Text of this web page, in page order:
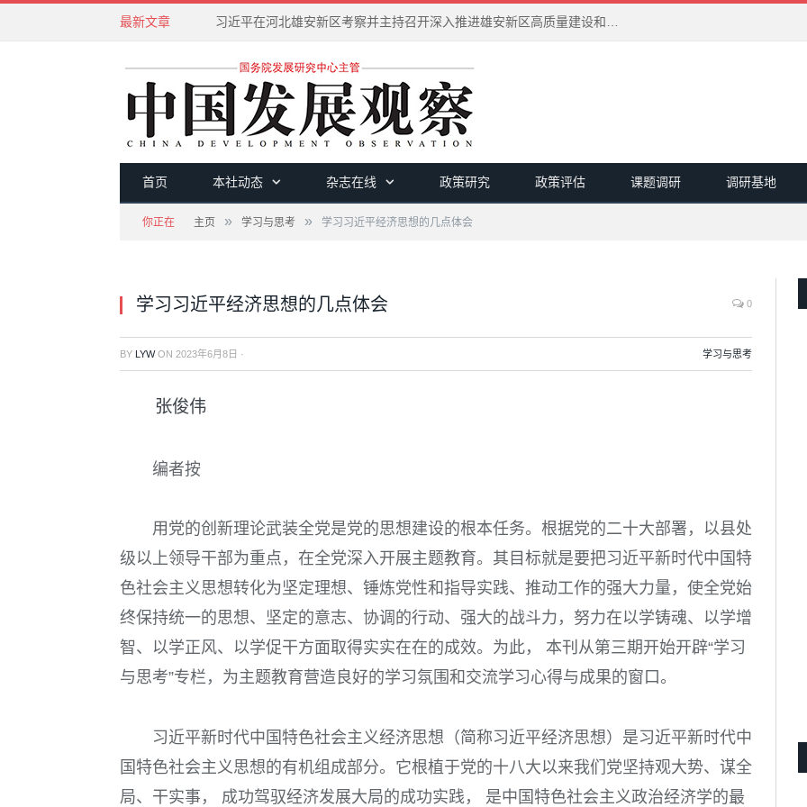
最新文章 习近平在河北雄安新区考察并主持召开深入推进雄安新区高质量建设和发展座谈会
首页 本社动态 杂志在线 政策研究 政策评估 课题调研 调研基地
你正在 主页 » 学习与思考 » 学习习近平经济思想的几点体会
学习习近平经济思想的几点体会 0
BY LYWON 2023年6月8日 · 学习与思考
张俊伟
编者按
用党的创新理论武装全党是党的思想建设的根本任务。根据党的二十大部署，以县处
级以上领导干部为重点，在全党深入开展主题教育。其目标就是要把习近平新时代中国特
色社会主义思想转化为坚定理想、锤炼党性和指导实践、推动工作的强大力量，使全党始
终保持统一的思想、坚定的意志、协调的行动、强大的战斗力，努力在以学铸魂、以学增
智、以学正风、以学促干方面取得实实在在的成效。为此， 本刊从第三期开始开辟“学习
与思考”专栏，为主题教育营造良好的学习氛围和交流学习心得与成果的窗口。
习近平新时代中国特色社会主义经济思想（简称习近平经济思想）是习近平新时代中
国特色社会主义思想的有机组成部分。它根植于党的十八大以来我们党坚持观大势、谋全
局、干实事， 成功驾驭经济发展大局的成功实践， 是中国特色社会主义政治经济学的最